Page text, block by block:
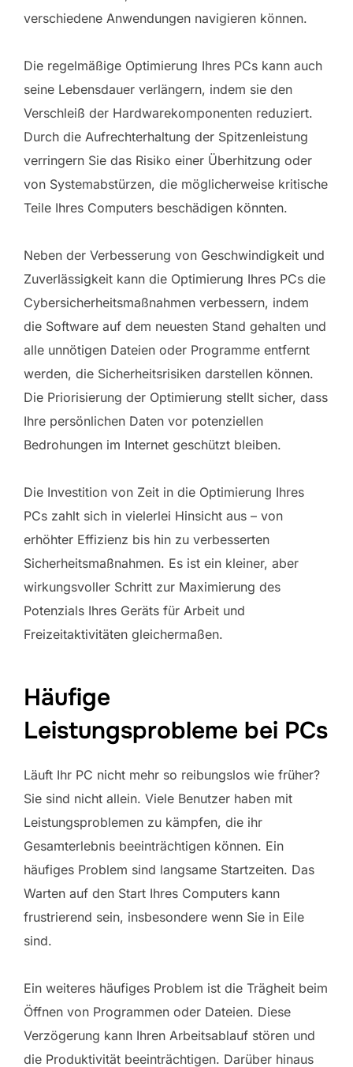
verschiedene Anwendungen navigieren können.
Die regelmäßige Optimierung Ihres PCs kann auch
seine Lebensdauer verlängern, indem sie den
Verschleiß der Hardwarekomponenten reduziert.
Durch die Aufrechterhaltung der Spitzenleistung
verringern Sie das Risiko einer Überhitzung oder
von Systemabstürzen, die möglicherweise kritische
Teile Ihres Computers beschädigen könnten.
Neben der Verbesserung von Geschwindigkeit und
Zuverlässigkeit kann die Optimierung Ihres PCs die
Cybersicherheitsmaßnahmen verbessern, indem
die Software auf dem neuesten Stand gehalten und
alle unnötigen Dateien oder Programme entfernt
werden, die Sicherheitsrisiken darstellen können.
Die Priorisierung der Optimierung stellt sicher, dass
Ihre persönlichen Daten vor potenziellen
Bedrohungen im Internet geschützt bleiben.
Die Investition von Zeit in die Optimierung Ihres
PCs zahlt sich in vielerlei Hinsicht aus – von
erhöhter Effizienz bis hin zu verbesserten
Sicherheitsmaßnahmen. Es ist ein kleiner, aber
wirkungsvoller Schritt zur Maximierung des
Potenzials Ihres Geräts für Arbeit und
Freizeitaktivitäten gleichermaßen.
Häufige
Leistungsprobleme bei PCs
Läuft Ihr PC nicht mehr so ​​reibungslos wie früher?
Sie sind nicht allein. Viele Benutzer haben mit
Leistungsproblemen zu kämpfen, die ihr
Gesamterlebnis beeinträchtigen können. Ein
häufiges Problem sind langsame Startzeiten. Das
Warten auf den Start Ihres Computers kann
frustrierend sein, insbesondere wenn Sie in Eile
sind.
Ein weiteres häufiges Problem ist die Trägheit beim
Öffnen von Programmen oder Dateien. Diese
Verzögerung kann Ihren Arbeitsablauf stören und
die Produktivität beeinträchtigen. Darüber hinaus